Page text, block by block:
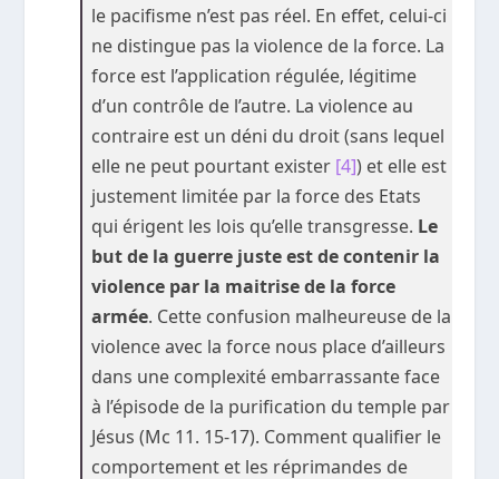
le pacifisme n’est pas réel. En effet, celui-ci
ne distingue pas la violence de la force. La
force est l’application régulée, légitime
d’un contrôle de l’autre. La violence au
contraire est un déni du droit (sans lequel
elle ne peut pourtant exister [4]) et elle est
justement limitée par la force des Etats
qui érigent les lois qu’elle transgresse. Le
but de la guerre juste est de contenir la
violence par la maitrise de la force
armée. Cette confusion malheureuse de la
violence avec la force nous place d’ailleurs
dans une complexité embarrassante face
à l’épisode de la purification du temple par
Jésus (Mc 11. 15-17). Comment qualifier le
comportement et les réprimandes de